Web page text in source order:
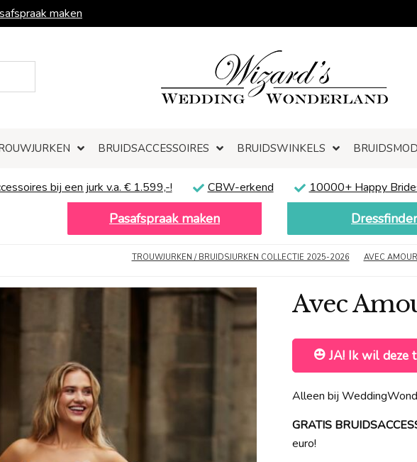
maken
BRUIDSACCESSOIRES BRUIDSWINKELS
bij een jurk v.a. € 1.599,-! CBW-erkend 10000+ Happy
Pasafspraak maken Dressfinder
TROUWJURKEN / BRUIDSJURKEN COLLECTIE 2025-2026 AVEC AMOUR
Avec
JA! Ik wil deze
Alleen bij
GRATIS
euro!